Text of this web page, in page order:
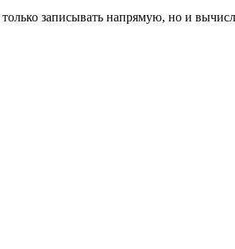
записывать напрямую, но и